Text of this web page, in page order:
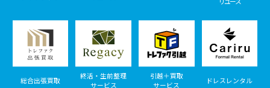
総合出張買取
終活・生前整理
サービス
引越＋買取
サービス
ドレスレンタル